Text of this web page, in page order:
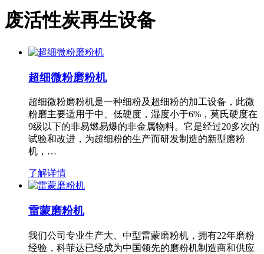
废活性炭再生设备
超细微粉磨粉机
超细微粉磨粉机是一种细粉及超细粉的加工设备，此微
粉磨主要适用于中、低硬度，湿度小于6%，莫氏硬度在
9级以下的非易燃易爆的非金属物料。它是经过20多次的
试验和改进，为超细粉的生产而研发制造的新型磨粉
机，…
了解详情
雷蒙磨粉机
我们公司专业生产大、中型雷蒙磨粉机，拥有22年磨粉
经验，科菲达已经成为中国领先的磨粉机制造商和供应